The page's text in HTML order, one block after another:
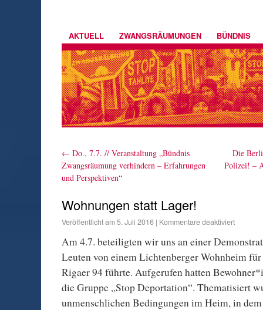
AKTUELL ZWANGSRÄUMUNGEN BÜNDNIS
← Do., 7.7. // Veranstaltung „Bündnis
Zwangsräumung verhindern – Erfahrungen
und Perspektiven“
Die
Polizei! –
Wohnungen statt Lager!
Veröffentlicht am5. Juli 2016 | Kommentare deaktiviert
Am 4.7. beteiligten wir uns an einer
Leuten von einem Lichtenberger Wohnheim
Rigaer 94 führte. Aufgerufen hatten
die Gruppe „Stop Deportation“. Thematisiert
unmenschlichen Bedingungen im Heim, in